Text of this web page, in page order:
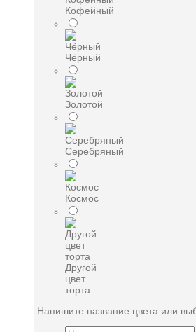
Кофейный
Чёрный
Золотой
Серебряный
Космос
Другой
цвет
торта
Напишите название цвета или